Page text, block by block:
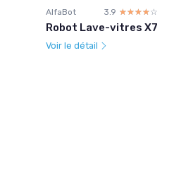
AlfaBot 3.9 ☆☆☆☆☆
★★★★★
Robot Lave-vitres X7
Voir le détail